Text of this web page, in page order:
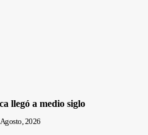
llegó a medio siglo
2026